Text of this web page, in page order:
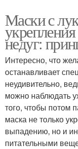
Маски с
недуг:
Интересно, что
останавливает
неудивительно,
можно наблюдать
того, чтобы потом
маска не только
выпадению, но и
питательными